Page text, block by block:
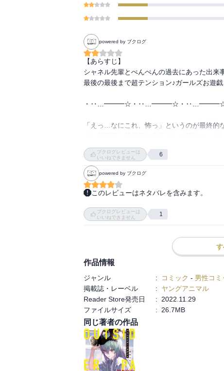
powered by ブクログ
【あらすじ】
シャネル先輩とぺんぺんの過去にあった出来
最後の最後まで超テンション♪ガールズお遊
・‥…━━━☆・‥…━━━☆・
「えっ…なにこれ、怖っ」というのが最終
ブクログレビューは
いいねできません
6
powered by ブクログ
このレビューはネタバレを含みます。
最初はあそ研の3人がわちゃわちゃやってく
そ研の雰囲気とかが好きだったから少し残念
美術部に関してはもうなんというかコメデ
り、面白いより怖いが圧倒的に勝つ展開が
けど、あそ研（特にオリヴィア）のおかげで
ブクログレビューは
いいねできません
1
作品情報
ジャンル : コミック - 男性コミ
掲載誌・レーベル
: ヤングアニマル
Reader Store発売日
: 2022.11.29
ファイルサイズ
: 26.7MB
同じ著者の作品